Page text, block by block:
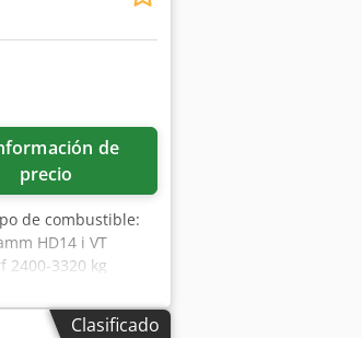
precio
de combustible:
HD14 i VT
2400-3320 kg
cm
Clasificado